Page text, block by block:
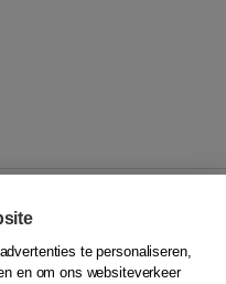
te personaliseren,
en om ons websiteverkeer